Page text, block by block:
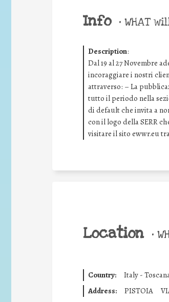
Info • WHAT
Description:
Dal 19 al 27 Novembre
incoraggiare i nostri
attraverso: – La
tutto il periodo nella
di default che invita a
con il logo della SERR
visitare il sito ewwr.eu
Location •
Country:
Italy -
Address:
PISTOIA